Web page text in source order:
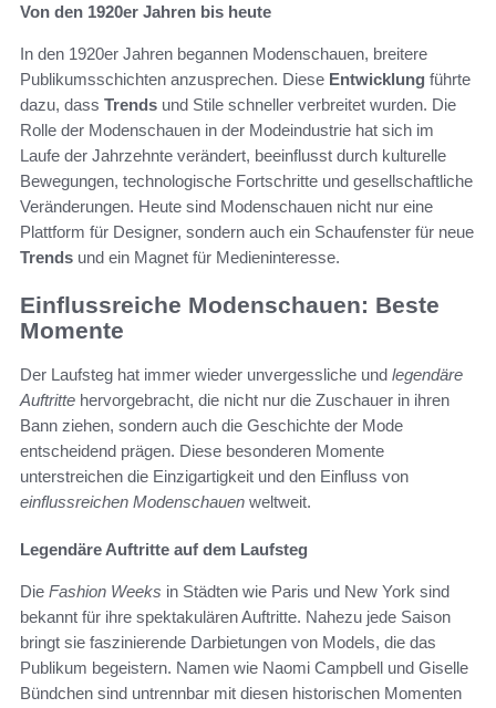
Von den 1920er Jahren bis heute
In den 1920er Jahren begannen Modenschauen, breitere
Publikumsschichten anzusprechen. Diese Entwicklung führte
dazu, dass Trends und Stile schneller verbreitet wurden. Die
Rolle der Modenschauen in der Modeindustrie hat sich im
Laufe der Jahrzehnte verändert, beeinflusst durch kulturelle
Bewegungen, technologische Fortschritte und gesellschaftliche
Veränderungen. Heute sind Modenschauen nicht nur eine
Plattform für Designer, sondern auch ein Schaufenster für neue
Trends und ein Magnet für Medieninteresse.
Einflussreiche Modenschauen: Beste
Momente
Der Laufsteg hat immer wieder unvergessliche und legendäre
Auftritte hervorgebracht, die nicht nur die Zuschauer in ihren
Bann ziehen, sondern auch die Geschichte der Mode
entscheidend prägen. Diese besonderen Momente
unterstreichen die Einzigartigkeit und den Einfluss von
einflussreichen Modenschauen weltweit.
Legendäre Auftritte auf dem Laufsteg
Die Fashion Weeks in Städten wie Paris und New York sind
bekannt für ihre spektakulären Auftritte. Nahezu jede Saison
bringt sie faszinierende Darbietungen von Models, die das
Publikum begeistern. Namen wie Naomi Campbell und Giselle
Bündchen sind untrennbar mit diesen historischen Momenten